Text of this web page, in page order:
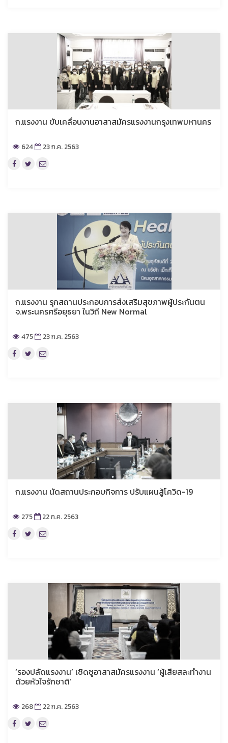
ก.แรงงาน ขับเคลื่อนงานอาสาสมัครแรงงานกรุงเทพมหานคร
624 23 ก.ค. 2563
ก.แรงงาน รุกสถานประกอบการส่งเสริมสุขภาพผู้ประกันตน
จ.พระนครศรีอยุธยา ในวิถี New Normal
475 23 ก.ค. 2563
ก.แรงงาน นัดสถานประกอบกิจการ ปรับแผนสู้โควิด-19
275 22 ก.ค. 2563
‘รองปลัดแรงงาน’ เชิดชูอาสาสมัครแรงงาน ‘ผู้เสียสละทำงาน
ด้วยหัวใจรักชาติ’
268 22 ก.ค. 2563